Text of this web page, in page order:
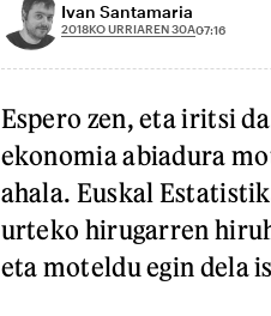
Ivan Santamaria
2018KO URRIAREN 30A07:16
Espero zen, eta iritsi
ekonomia abiadura
ahala. Euskal
urteko hirugarren
eta moteldu egin dela